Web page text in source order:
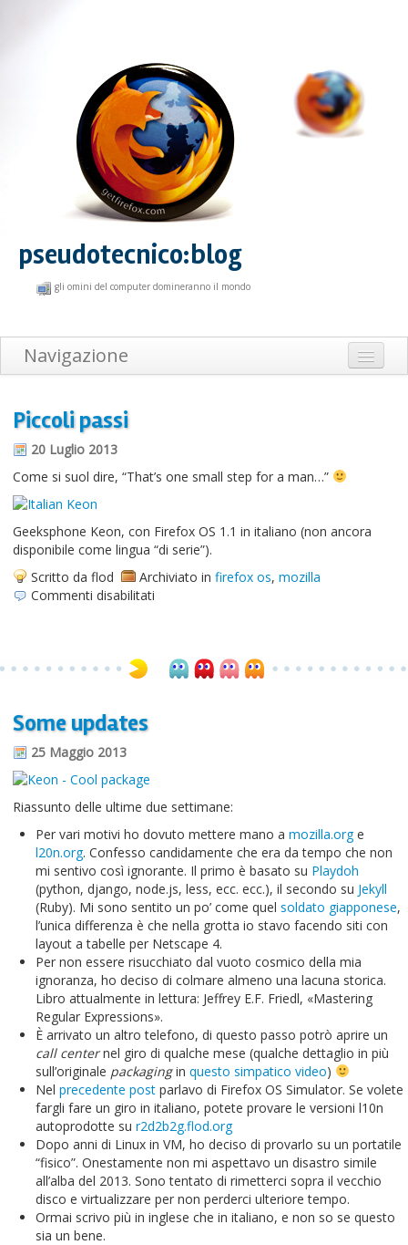
pseudotecnico:blog
gli omini del computer domineranno il mondo
Navigazione
Informazioni sul blog
Contatti
Varie
Cookie
Piccoli passi
20 Luglio 2013
Come si suol dire, “That’s one small step for a man…”
Geeksphone Keon, con Firefox OS 1.1 in italiano (non ancora
disponibile come lingua “di serie”).
Scritto da flod
Archiviato in firefox os, mozilla
Commenti disabilitati
Some updates
25 Maggio 2013
Riassunto delle ultime due settimane:
Per vari motivi ho dovuto mettere mano a mozilla.orge
l20n.org. Confesso candidamente che era da tempo che non
mi sentivo così ignorante. Il primo è basato su Playdoh
(python, django, node.js, less, ecc. ecc.), il secondo su Jekyll
(Ruby). Mi sono sentito un po’ come quel soldato giapponese,
l’unica differenza è che nella grotta io stavo facendo siti con
layout a tabelle per Netscape 4.
Per non essere risucchiato dal vuoto cosmico della mia
ignoranza, ho deciso di colmare almeno una lacuna storica.
Libro attualmente in lettura: Jeffrey E.F. Friedl, «Mastering
Regular Expressions».
È arrivato un altro telefono, di questo passo potrò aprire un
call centernel giro di qualche mese (qualche dettaglio in più
sull’originale packagingin questo simpatico video)
Nel precedente post parlavo di Firefox OS Simulator. Se volete
fargli fare un giro in italiano, potete provare le versioni l10n
autoprodotte su r2d2b2g.flod.org
Dopo anni di Linux in VM, ho deciso di provarlo su un portatile
“fisico”. Onestamente non mi aspettavo un disastro simile
all’alba del 2013. Sono tentato di rimetterci sopra il vecchio
disco e virtualizzare per non perderci ulteriore tempo.
Ormai scrivo più in inglese che in italiano, e non so se questo
sia un bene.